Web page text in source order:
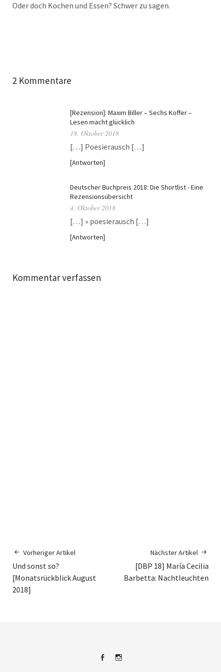
Oder doch Kochen und Essen? Schwer zu sagen.
2 Kommentare
[Rezension]: Maxim Biller – Sechs Koffer –
Lesen macht glücklich
18. Oktober 2018
[…] Poesierausch […]
Antworten
Deutscher Buchpreis 2018: Die Shortlist - Eine
Rezensionsübersicht
4. Oktober 2018
[…] » poesierausch […]
Antworten
Kommentar verfassen
Vorheriger Artikel
Und sonst so?
[Monatsrückblick August
2018]
Nächster Artikel
[DBP 18] María Cecilia
Barbetta: Nachtleuchten